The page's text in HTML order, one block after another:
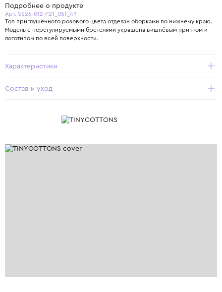
Подробнее о продукте
Арт. SS26-012-P21_051_4Y
Топ приглушённого розового цвета отделан оборками по нижнему краю.
Модель с нерегулируемыми бретелями украшена вишнёвым принтом и
логотипом по всей поверхности.
Характеристики
Состав и уход